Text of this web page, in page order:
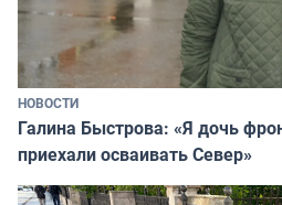
НОВОСТИ
Галина Быстрова: «Я дочь
приехали осваивать Север»